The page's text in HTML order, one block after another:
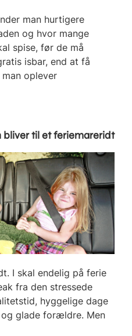
man hurtigere
og hvor mange
spise, før de må
isbar, end at få
oplever
til et feriemareridt
I skal endelig på ferie
fra den stressede
hyggelige dage
glade forældre. Men